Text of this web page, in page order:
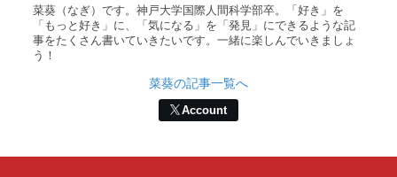
菜葵（なぎ）です。神戸大学国際人間科学部卒。「好き」を
「もっと好き」に、「気になる」を「発見」にできるような記
事をたくさん書いていきたいです。一緒に楽しんでいきましょ
う！
菜葵の記事一覧へ
Account